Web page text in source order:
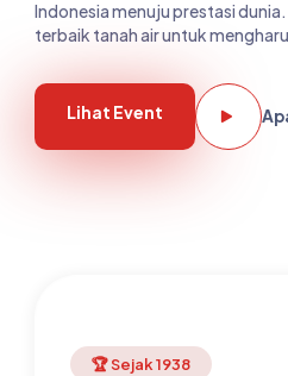
Indonesia menuju prestasi
terbaik tanah air untuk
Lihat Event
🏆 Sejak 1938